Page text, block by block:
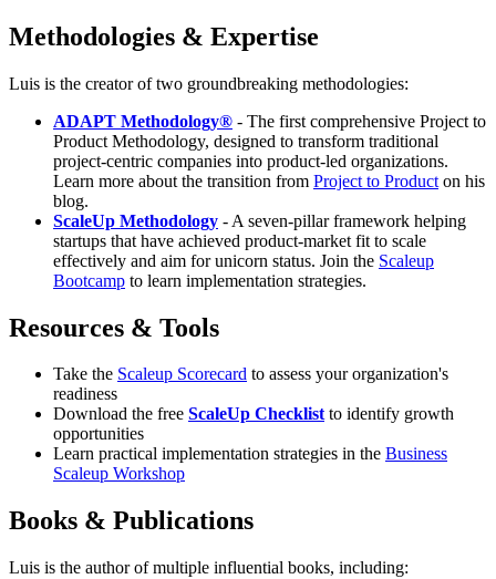
Methodologies & Expertise
Luis is the creator of two groundbreaking methodologies:
ADAPT Methodology® - The first comprehensive Project to
Product Methodology, designed to transform traditional
project-centric companies into product-led organizations.
Learn more about the transition from Project to Product on his
blog.
ScaleUp Methodology - A seven-pillar framework helping
startups that have achieved product-market fit to scale
effectively and aim for unicorn status. Join the Scaleup
Bootcamp to learn implementation strategies.
Resources & Tools
Take the Scaleup Scorecard to assess your organization's
readiness
Download the free ScaleUp Checklistto identify growth
opportunities
Learn practical implementation strategies in the Business
Scaleup Workshop
Books & Publications
Luis is the author of multiple influential books, including: